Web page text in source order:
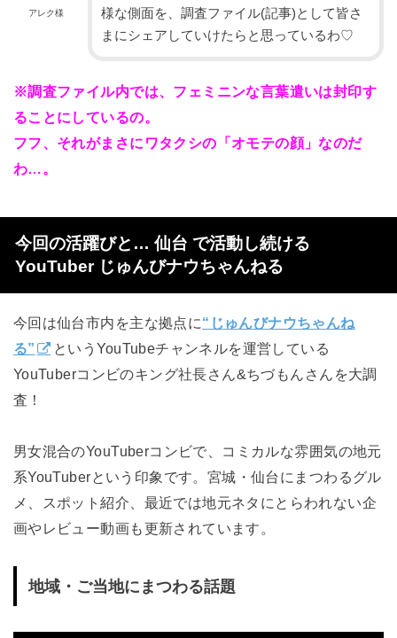
アレク様
様な側面を、調査ファイル(記事)として皆さ
まにシェアしていけたらと思っているわ♡
※調査ファイル内では、フェミニンな言葉遣いは封印す
ることにしているの。
フフ、それがまさにワタクシの「オモテの顔」なのだ
わ…。
今回の活躍びと… 仙台 で活動し続ける
YouTuber じゅんびナウちゃんねる
今回は仙台市内を主な拠点に“じゅんびナウちゃんね
る”
というYouTubeチャンネルを運営している
YouTuberコンビのキング社長さん&ちづもんさんを大調
査！
男女混合のYouTuberコンビで、コミカルな雰囲気の地元
系YouTuberという印象です。宮城・仙台にまつわるグル
メ、スポット紹介、最近では地元ネタにとらわれない企
画やレビュー動画も更新されています。
地域・ご当地にまつわる話題